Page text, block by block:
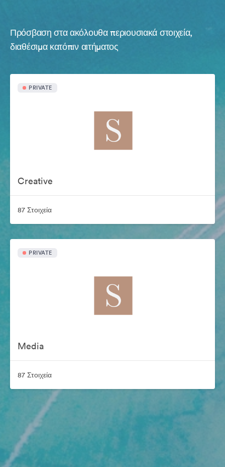
Πρόσβαση στα ακόλουθα περιουσιακά στοιχεία,
διαθέσιμα κατόπιν αιτήματος
PRIVATE
Creative
87 Στοιχεία
PRIVATE
Media
87 Στοιχεία